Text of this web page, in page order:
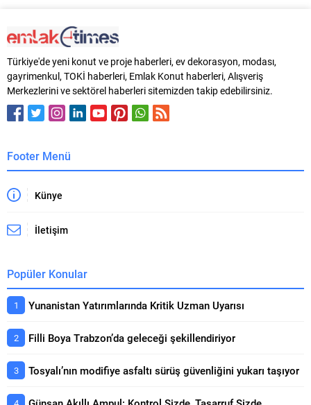
Türkiye'de yeni konut ve proje haberleri, ev dekorasyon, modası,
gayrimenkul, TOKİ haberleri, Emlak Konut haberleri, Alışveriş
Merkezlerini ve sektörel haberleri sitemizden takip edebilirsiniz.
Footer Menü
Künye
İletişim
Popüler Konular
Yunanistan Yatırımlarında Kritik Uzman Uyarısı
Filli Boya Trabzon’da geleceği şekillendiriyor
Tosyalı’nın modifiye asfaltı sürüş güvenliğini yukarı taşıyor